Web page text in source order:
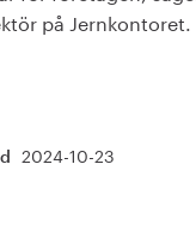
på Jernkontoret.
2024-10-23